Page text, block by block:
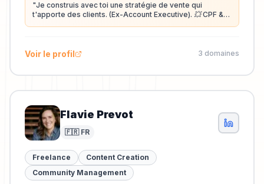
"Je construis avec toi une stratégie de vente qui
t'apporte des clients. (Ex-Account Executive). 💥 CPF &
Voir le profil 3 domaines
Flavie Prevot
🇫🇷 FR
Freelance
Content Creation
Community Management